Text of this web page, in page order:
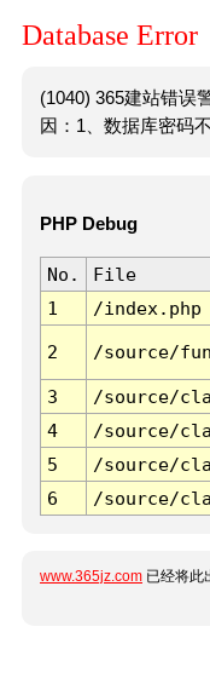
Database Error
(1040) 365建站错误
因：1、数据库密码
PHP Debug
No. File
1
/index.php
2 /source/
3 /source/
4
/source/
5
/source/
6
/source/
www.365jz.com 已经将此